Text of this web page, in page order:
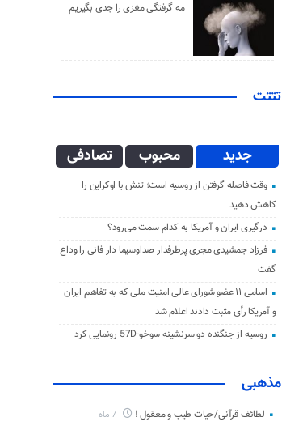
مه گرفتگی مغزی را جدی بگیریم
تتتت
جدید محبوب تصادفی
وقت فاصله گرفتن از روسیه است؛ تنش با اوکراین را
کاهش دهید
درگیری ایران و آمریکا به کدام سمت می‌رود؟
فرزاد جمشیدی مجری پرطرفدار صداوسیما دار فانی را وداع
گفت
اسامی ۱۱ عضو شورای عالی امنیت ملی که به تفاهم ایران
و آمریکا رأی مثبت دادند اعلام شد
روسیه از جنگنده دو سرنشینه سوخو-57D رونمایی کرد
مذهبی
لطائف قرآنی/حیات طیب و معقول !